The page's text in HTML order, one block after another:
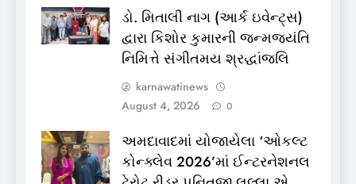
ડો. મિતાલી નાગ (આર્ક ઇવેન્ટ્સ)
દ્વારા કિશોર કુમારની જન્મજયંતિ
નિમિત્તે સંગીતમય શ્રદ્ધાંજલિ
karnawatinews
August 4, 2026
0
અમદાવાદમાં યોજાયેલા ‘ઓકલ્ટ
કોન્ક્લેવ 2026’માં ઈન્ટરનેશનલ